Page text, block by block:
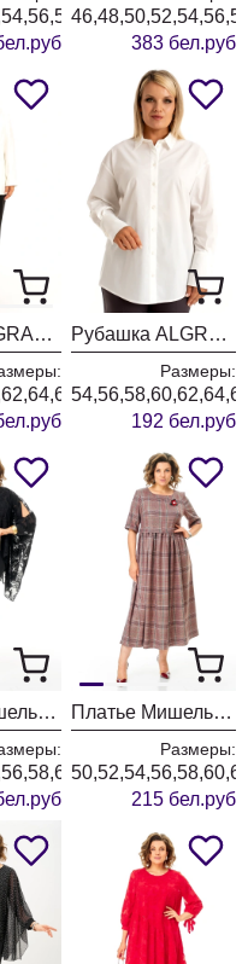
383 бел.руб
Костюм ALGRANDA (Новелла Шарм) 4172 Рубашка ALGRANDA (Новелла Шарм) 4171-8
Размеры:
192 бел.руб
Платье Мишель Шик 2202 черный Платье Мишель Шик 2132-2 брусничный + клетка
Размеры:
215 бел.руб